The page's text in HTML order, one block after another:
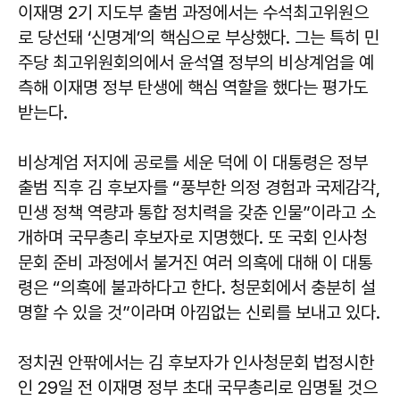
이재명 2기 지도부 출범 과정에서는 수석최고위원으
로 당선돼 ‘신명계’의 핵심으로 부상했다. 그는 특히 민
주당 최고위원회의에서 윤석열 정부의 비상계엄을 예
측해 이재명 정부 탄생에 핵심 역할을 했다는 평가도
받는다.
비상계엄 저지에 공로를 세운 덕에 이 대통령은 정부
출범 직후 김 후보자를 “풍부한 의정 경험과 국제감각,
민생 정책 역량과 통합 정치력을 갖춘 인물”이라고 소
개하며 국무총리 후보자로 지명했다. 또 국회 인사청
문회 준비 과정에서 불거진 여러 의혹에 대해 이 대통
령은 “의혹에 불과하다고 한다. 청문회에서 충분히 설
명할 수 있을 것”이라며 아낌없는 신뢰를 보내고 있다.
정치권 안팎에서는 김 후보자가 인사청문회 법정시한
인 29일 전 이재명 정부 초대 국무총리로 임명될 것으